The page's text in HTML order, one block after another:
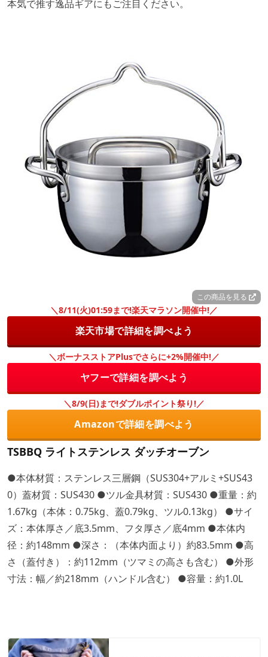
本気で推す逸品ギアにもご注目ください。
この商品を見る
＼8/11(火)01:59まで!楽天マラソン開催中!／
楽天市場で詳細を調べよう
＼ボーナスストアPlusでさらに+2%開催中!／
ヤフーで詳細を調べよう
＼8/9(日)まで!ダブルポイント祭り!／
Amazonで詳細を調べよう
TSBBQ ライトステンレス ダッチオーブン
●本体材質：ステンレス三層鋼（SUS304+アルミ+SUS43
0）蓋材質：SUS430 ●ツル金具材質：SUS430 ●重量：約
1.67kg（本体：0.75kg、蓋0.79kg、ツル0.13kg） ●サイ
ズ：本体厚さ／底3.5mm、フタ厚さ／底4mm ●本体内
径：約148mm ●深さ：（本体内面より）約83.5mm ●高
さ（蓋付き）：約112mm（ツマミの高さも含む） ●外形
寸法：幅／約218mm（ハンドル含む） ●容量：約1.0L